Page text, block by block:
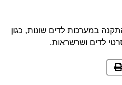
במערכות לדים שונות, כגון
לדים ושרשראות.